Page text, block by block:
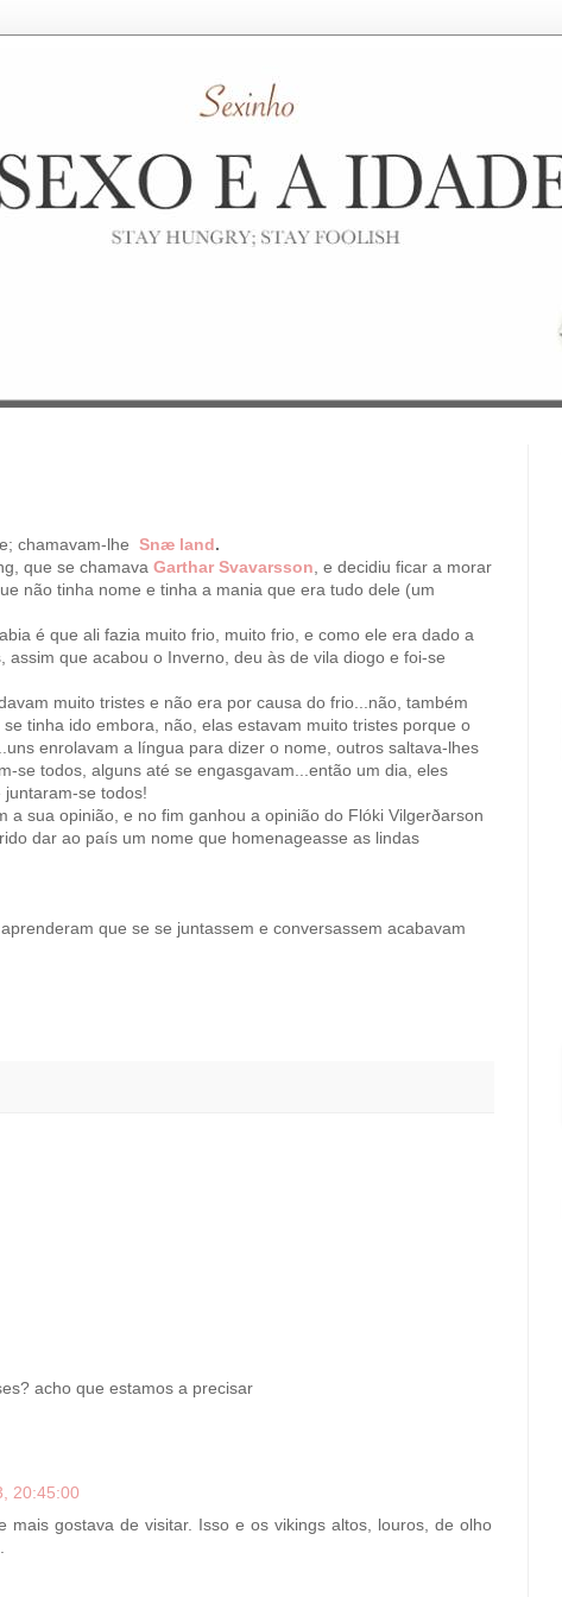
chamavam-lhe Snæ land.
que se chamava Garthar Svavarsson, e decidiu ficar a morar
não tinha nome e tinha a mania que era tudo dele (um
é que ali fazia muito frio, muito frio, e como ele era dado a
assim que acabou o Inverno, deu às de vila diogo e foi-se
muito tristes e não era por causa do frio...não, também
se tinha ido embora, não, elas estavam muito tristes porque o
enrolavam a língua para dizer o nome, outros saltava-lhes
se todos, alguns até se engasgavam...então um dia, eles
se todos!
a sua opinião, e no fim ganhou a opinião do Flóki Vilgerðarson
dar ao país um nome que homenageasse as lindas
que se se juntassem e conversassem acabavam
acho que estamos a precisar
20:45:00
mais gostava de visitar. Isso e os vikings altos, louros, de olho